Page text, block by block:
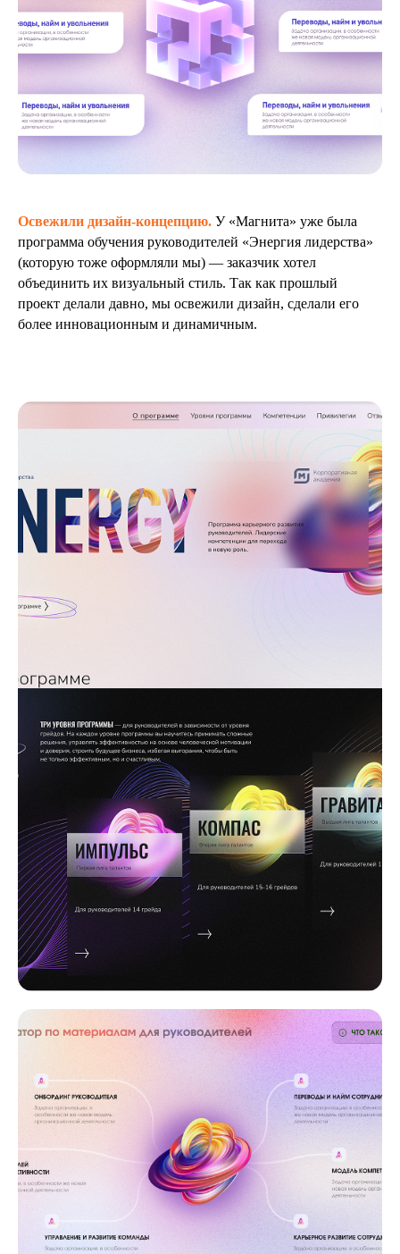
Освежили дизайн-концепцию. У «Магнита» уже была
программа обучения руководителей «Энергия лидерства»
(которую тоже оформляли мы) — заказчик хотел
объединить их визуальный стиль. Так как прошлый
проект делали давно, мы освежили дизайн, сделали его
более инновационным и динамичным.